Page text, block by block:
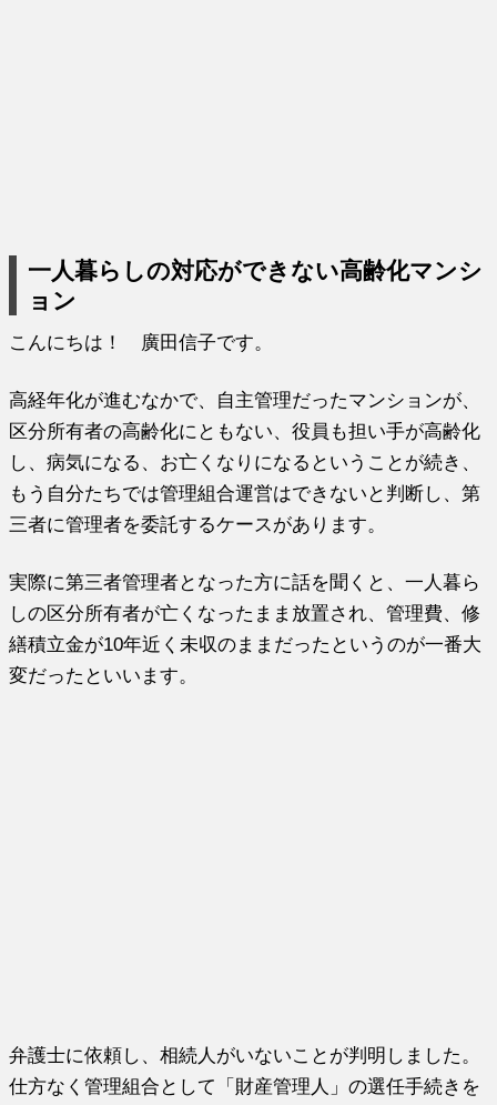
一人暮らしの対応ができない高齢化マンシ
ョン
こんにちは！ 廣田信子です。
高経年化が進むなかで、自主管理だったマンションが、
区分所有者の高齢化にともない、役員も担い手が高齢化
し、病気になる、お亡くなりになるということが続き、
もう自分たちでは管理組合運営はできないと判断し、第
三者に管理者を委託するケースがあります。
実際に第三者管理者となった方に話を聞くと、一人暮ら
しの区分所有者が亡くなったまま放置され、管理費、修
繕積立金が10年近く未収のままだったというのが一番大
変だったといいます。
弁護士に依頼し、相続人がいないことが判明しました。
仕方なく管理組合として「財産管理人」の選任手続きを